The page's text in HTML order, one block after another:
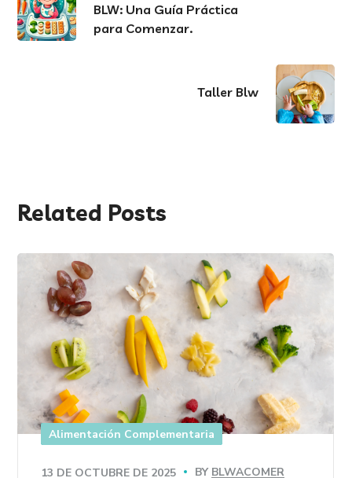
BLW: Una Guía Práctica
para Comenzar.
Taller Blw
Related Posts
Alimentación Complementaria
13 DE OCTUBRE DE 2025 BY BLWACOMER